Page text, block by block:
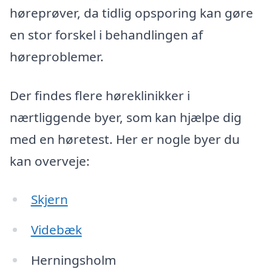
høreprøver, da tidlig opsporing kan gøre
en stor forskel i behandlingen af
høreproblemer.
Der findes flere høreklinikker i
nærtliggende byer, som kan hjælpe dig
med en høretest. Her er nogle byer du
kan overveje:
Skjern
Videbæk
Herningsholm